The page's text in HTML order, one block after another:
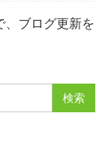
、ブログ更新を